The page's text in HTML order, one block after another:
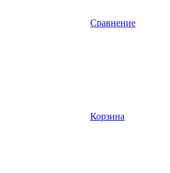
Сравнение
Корзина